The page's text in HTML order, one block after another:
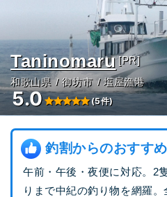
Taninomaru [PR]
和歌山県 御坊市 塩屋漁港
5.0 (5件)
釣割からのおすす
午前・午後・夜便に対応。2
りまで中紀の釣り物を網羅。